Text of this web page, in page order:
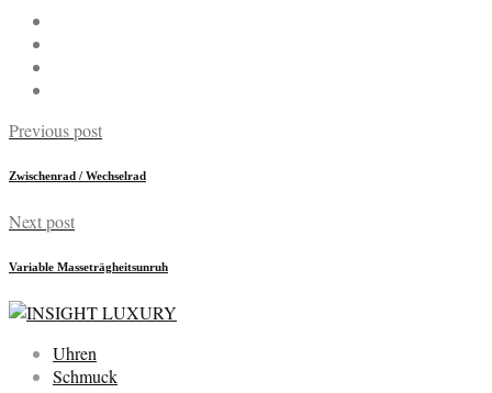
Previous post
Zwischenrad / Wechselrad
Next post
Variable Masseträgheitsunruh
Uhren
Schmuck